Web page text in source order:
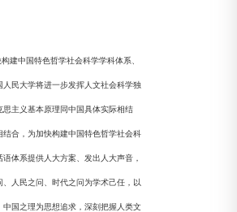
建中国特色哲学社会科学学科体系、
民大学将进一步发挥人文社会科学独
主义基本原理同中国具体实际相结
合，为加快构建中国特色哲学社会科
体系提供人大方案、发出人大声音，
、人民之问、时代之问为学术己任，以
国之理为思想追求，深刻把握人类文